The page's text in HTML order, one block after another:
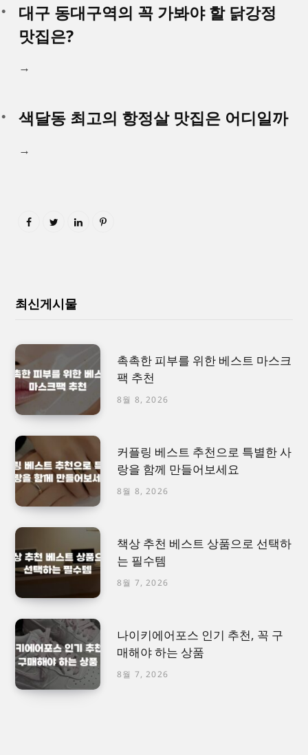
대구 동대구역의 꼭 가봐야 할 닭강정
맛집은?
→
색달동 최고의 항정살 맛집은 어디일까
→
최신게시물
촉촉한 피부를 위한 베스트 마스크
팩 추천
8월 8, 2026
커플링 베스트 추천으로 특별한 사
랑을 함께 만들어보세요
8월 8, 2026
책상 추천 베스트 상품으로 선택하
는 필수템
8월 7, 2026
나이키에어포스 인기 추천, 꼭 구
매해야 하는 상품
8월 7, 2026